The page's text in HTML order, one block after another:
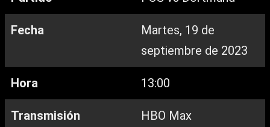
Fecha
Martes, 19 de
septiembre de 2023
Hora 13:00
Transmisión HBO Max